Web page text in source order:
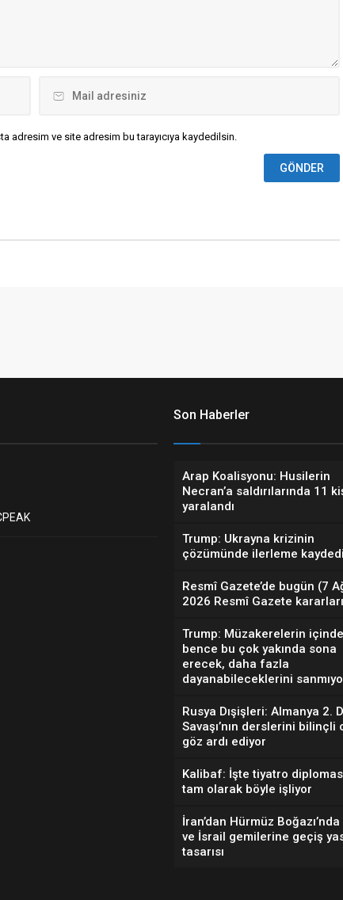
adresim ve site adresim bu tarayıcıya kaydedilsin.
Son Haberler
Arap Koalisyonu: Husilerin
Necran’a saldırılarında 11
yaralandı
Trump: Ukrayna krizinin
çözümünde ilerleme
Resmî Gazete’de bugün (7
2026 Resmî Gazete
Trump: Müzakerelerin
bence bu çok yakında sona
erecek, daha fazla
dayanabileceklerini
Rusya Dışişleri: Almanya 2.
Savaşı’nın derslerini bilinçli
göz ardı ediyor
Kalibaf: İşte tiyatro
tam olarak böyle işliyor
İran’dan Hürmüz Boğazı’nda
ve İsrail gemilerine geçiş
tasarısı